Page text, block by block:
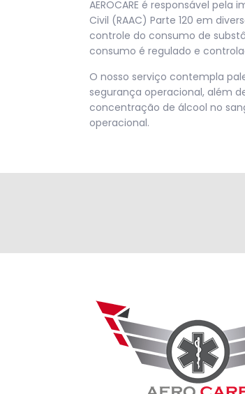
AEROCARE é responsável
Civil (RAAC) Parte 120 em
controle do consumo de
consumo é regulado e
O nosso serviço contempla
segurança operacional, além
concentração de álcool no
operacional.